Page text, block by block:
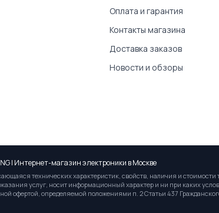
Оплата и гарантия
Контакты магазина
Доставка заказов
Новости и обзоры
| Интернет-магазин электроники в Москве
технических характеристик, свойств, наличия и стоимости
услуг, носит информационный характер и ни при каких
офертой, определяемой положениями п. 2 Статьи 437